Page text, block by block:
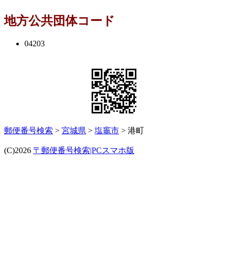
地方公共団体コード
04203
郵便番号検索 > 宮城県 > 塩竈市 > 港町
(C)2026 〒郵便番号検索|PCスマホ版